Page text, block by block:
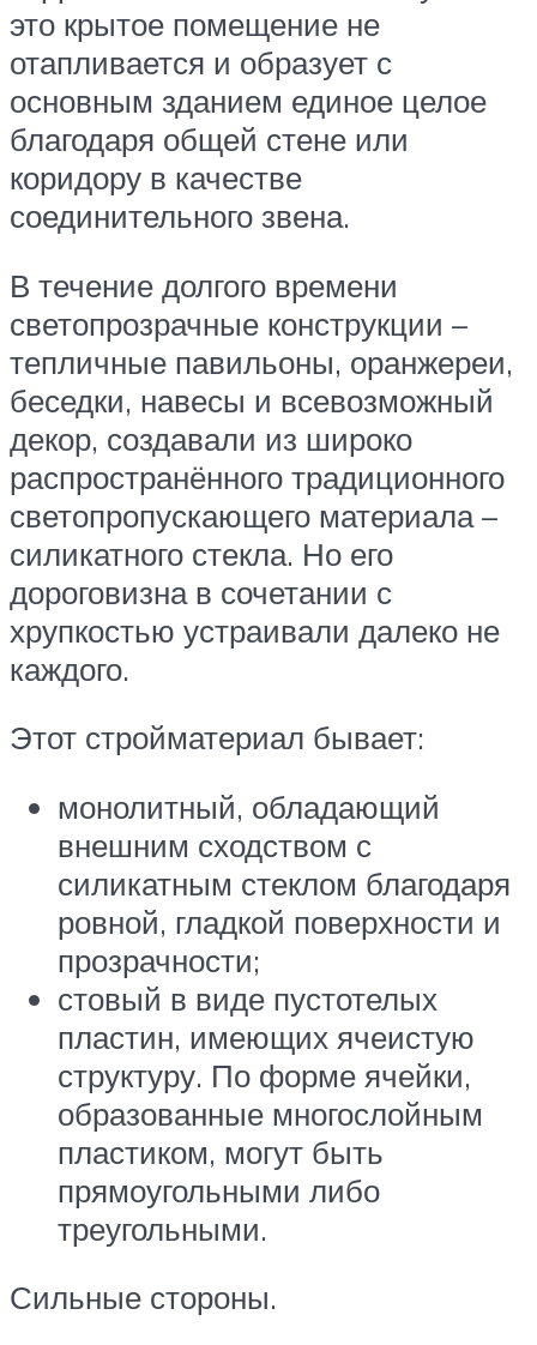
это крытое помещение не
отапливается и образует с
основным зданием единое целое
благодаря общей стене или
коридору в качестве
соединительного звена.
В течение долгого времени
светопрозрачные конструкции –
тепличные павильоны, оранжереи,
беседки, навесы и всевозможный
декор, создавали из широко
распространённого традиционного
светопропускающего материала –
силикатного стекла. Но его
дороговизна в сочетании с
хрупкостью устраивали далеко не
каждого.
Этот стройматериал бывает:
монолитный, обладающий
внешним сходством с
силикатным стеклом благодаря
ровной, гладкой поверхности и
прозрачности;
стовый в виде пустотелых
пластин, имеющих ячеистую
структуру. По форме ячейки,
образованные многослойным
пластиком, могут быть
прямоугольными либо
треугольными.
Сильные стороны.